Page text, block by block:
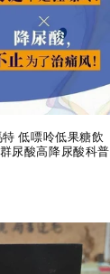
低嘌呤低果糖飲
尿酸高降尿酸科普